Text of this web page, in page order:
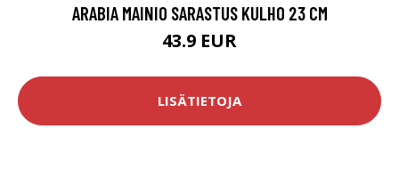
ARABIA MAINIO SARASTUS KULHO 23 CM
43.9 EUR
LISÄTIETOJA